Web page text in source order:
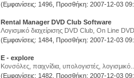
(Εμφανίσεις: 1496, Προσθήκη: 2007-12-03
Rental Manager DVD Club Software
Λογισμικό διαχείρισης DVD Club, On Line
(Εμφανίσεις: 1484, Προσθήκη: 2007-12-03
E - explore
Κονσόλες, παιχνίδια, υπολογιστές,
(Εμφανίσεις: 1482, Προσθήκη: 2007-12-03